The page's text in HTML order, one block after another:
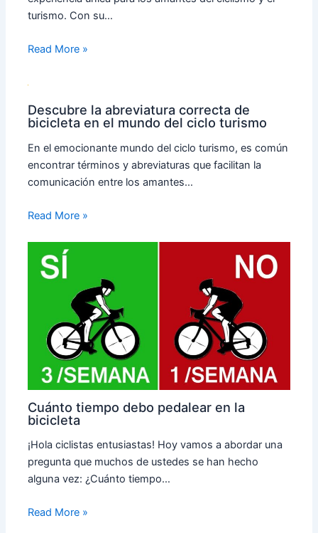
turismo. Con su…
Read More »
Descubre la abreviatura correcta de
bicicleta en el mundo del ciclo turismo
En el emocionante mundo del ciclo turismo, es común
encontrar términos y abreviaturas que facilitan la
comunicación entre los amantes…
Read More »
Cuánto tiempo debo pedalear en la
bicicleta
¡Hola ciclistas entusiastas! Hoy vamos a abordar una
pregunta que muchos de ustedes se han hecho
alguna vez: ¿Cuánto tiempo…
Read More »